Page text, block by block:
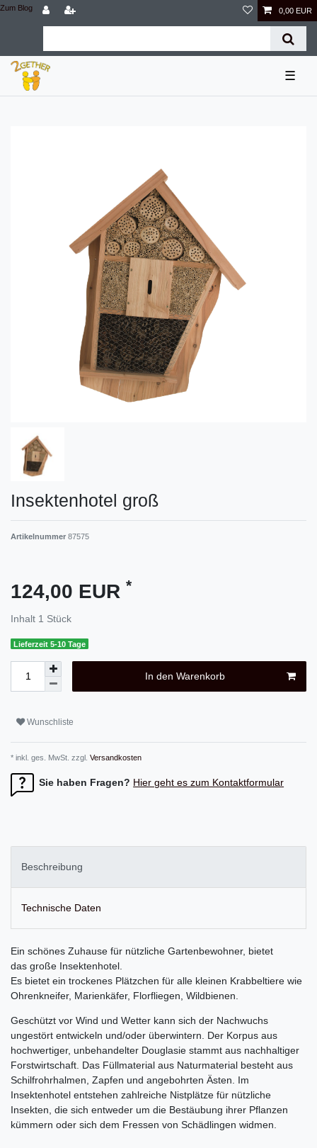
Zum Blog 0,00 EUR
☰
Insektenhotel groß
Artikelnummer 87575
124,00 EUR *
Inhalt 1 Stück
Lieferzeit 5-10 Tage
In den Warenkorb
Wunschliste
* inkl. ges. MwSt. zzgl. Versandkosten
Sie haben Fragen? Hier geht es zum Kontaktformular
Beschreibung
Technische Daten
Ein schönes Zuhause für nützliche Gartenbewohner, bietet
das große Insektenhotel.
Es bietet ein trockenes Plätzchen für alle kleinen Krabbeltiere wie
Ohrenkneifer, Marienkäfer, Florfliegen, Wildbienen.
Geschützt vor Wind und Wetter kann sich der Nachwuchs
ungestört entwickeln und/oder überwintern. Der Korpus aus
hochwertiger, unbehandelter Douglasie stammt aus nachhaltiger
Forstwirtschaft. Das Füllmaterial aus Naturmaterial besteht aus
Schilfrohrhalmen, Zapfen und angebohrten Ästen. Im
Insektenhotel entstehen zahlreiche Nistplätze für nützliche
Insekten, die sich entweder um die Bestäubung ihrer Pflanzen
kümmern oder sich dem Fressen von Schädlingen widmen.